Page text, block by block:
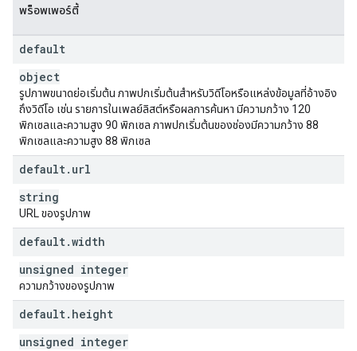
พร็อพเพอร์ตี้
default
object
รูปภาพขนาดย่อเริ่มต้น ภาพปกเริ่มต้นสำหรับวิดีโอหรือแหล่งข้อมูลที่อ้างอิง
ถึงวิดีโอ เช่น รายการในเพลย์ลิสต์หรือผลการค้นหา มีความกว้าง 120
พิกเซลและความสูง 90 พิกเซล ภาพปกเริ่มต้นของช่องมีความกว้าง 88
พิกเซลและความสูง 88 พิกเซล
default. url
string
URL ของรูปภาพ
default.width
unsigned integer
ความกว้างของรูปภาพ
default. height
unsigned integer